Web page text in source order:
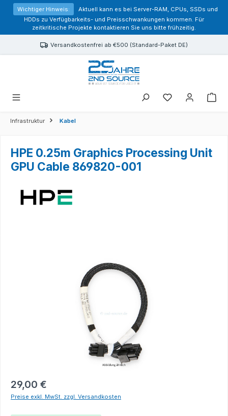
springen
Wichtiger Hinweis:
Aktuell kann es bei Server-RAM, CPUs, SSDs und
HDDs zu Verfügbarkeits- und Preisschwankungen kommen. Für
zeitkritische Projekte kontaktieren Sie uns bitte frühzeitig.
Versandkostenfrei ab €500 (Standard-Paket DE)
Sie haben 0
Infrastruktur Kabel
HPE 0.25m Graphics Processing Unit
GPU Cable 869820-001
29,00 €
Preise exkl. MwSt. zzgl. Versandkosten